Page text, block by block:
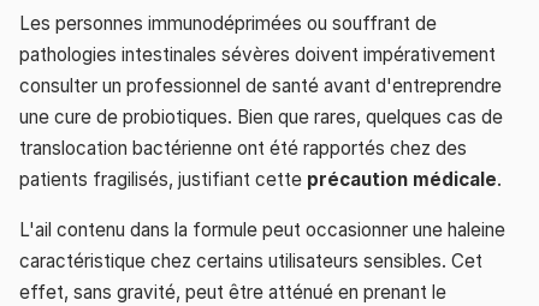
Les personnes immunodéprimées ou souffrant de
pathologies intestinales sévères doivent impérativement
consulter un professionnel de santé avant d'entreprendre
une cure de probiotiques. Bien que rares, quelques cas de
translocation bactérienne ont été rapportés chez des
patients fragilisés, justifiant cette précaution médicale.
L'ail contenu dans la formule peut occasionner une haleine
caractéristique chez certains utilisateurs sensibles. Cet
effet, sans gravité, peut être atténué en prenant le